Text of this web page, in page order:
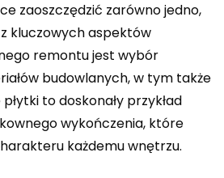
zaoszczędzić zarówno jedno,
kluczowych aspektów
remontu jest wybór
budowlanych, w tym także
to doskonały przykład
wykończenia, które
każdemu wnętrzu.